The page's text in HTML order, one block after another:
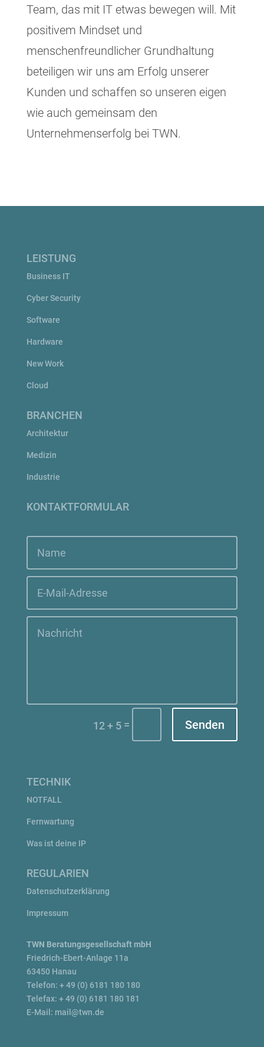
Team, das mit IT etwas bewegen will. Mit
positivem Mindset und
menschenfreundlicher Grundhaltung
beteiligen wir uns am Erfolg unserer
Kunden und schaffen so unseren eigen
wie auch gemeinsam den
Unternehmenserfolg bei TWN.
LEISTUNG
Business IT
Cyber Security
Software
Hardware
New Work
Cloud
BRANCHEN
Architektur
Medizin
Industrie
KONTAKTFORMULAR
12 + 5 = Senden
TECHNIK
NOTFALL
Fernwartung
Was ist deine IP
REGULARIEN
Da­ten­schutz­er­klär­ung
Im­pres­sum
TWN Be­rat­ungs­ge­sell­schaft mbH
Fried­rich-Ebert-An­lage 11a
63450 Hanau
Telefon: + 49 (0) 6181 180 180
Telefax: + 49 (0) 6181 180 181
E-Mail: mail@twn.de